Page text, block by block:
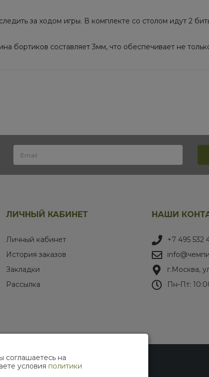
за ходом игры. В комплекте со столом идут 2
бортиков составляет 3мм, что обеспечивает не
ЛИЧНЫЙ КАБИНЕТ
Личный кабинет
История заказов
Закладки
Рассылка
НАШИ
+7 495 532
г.Москва,
Пн-Пт:
СЕТЯХ
соглашаетесь на
условия политики